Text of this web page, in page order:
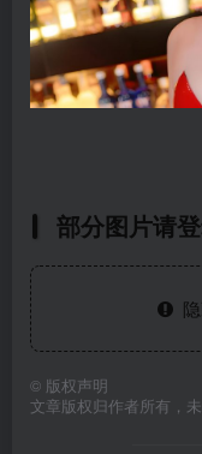
部分图片请
© 版权声明
文章版权归作者所有，未